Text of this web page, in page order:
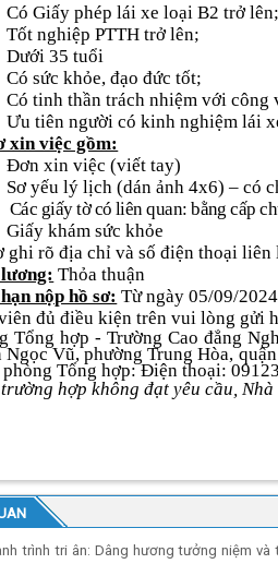
Có Giấy phép lái xe loại B2 trở lên;
Tốt nghiệp PTTH trở lên;
Dưới 35 tuổi
Có sức khỏe, đạo đức tốt;
Có tinh thần trách nhiệm với công
Ưu tiên người có kinh nghiệm lái
xin việc gồm:
Đơn xin việc (viết tay)
Sơ yếu lý lịch (dán ảnh 4x6) – có
Các giấy tờ có liên quan: bằng cấp
Giấy khám sức khỏe
ghi rõ địa chỉ và số điện thoại liên
Thỏa thuận
nộp hồ sơ: Từ ngày 05/09/
đủ điều kiện trên vui lòng gửi
Tổng hợp - Trường Cao đẳng
Ngọc Vũ, phường Trung Hòa,
phòng Tổng hợp: Điện thoại:
hợp không đạt yêu cầu,
trình tri ân: Dâng hương tưởng niệm